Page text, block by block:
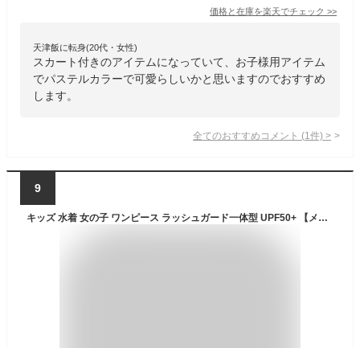
価格と在庫を楽天でチェック >>
天津飯に転身(20代・女性)
スカート付きのアイテムになっていて、お子様用アイテム
でパステルカラーで可愛らしいかと思いますのでおすすめ
します。
全てのおすすめコメント (1 件) >
9
キッズ 水着 女の子 ワンピース ラッシュガード一体型 UPF50+ 【メール便送料無料・セール】子供 スイムウェア オールインワン インナーパンツ付 UVカット98％以上 小学生 花柄 猫柄 レインボー ギンガム YUP50【5cmメール便】≪メール便優先商品≫キャサリンコテージ